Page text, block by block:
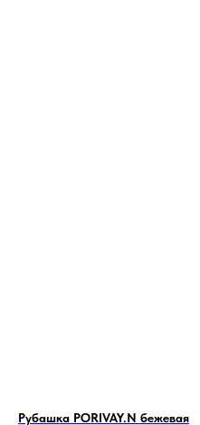
Рубашка PORIVAY.N бежевая